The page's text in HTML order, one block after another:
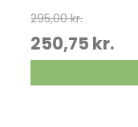
295,00 kr.
250,75 kr.